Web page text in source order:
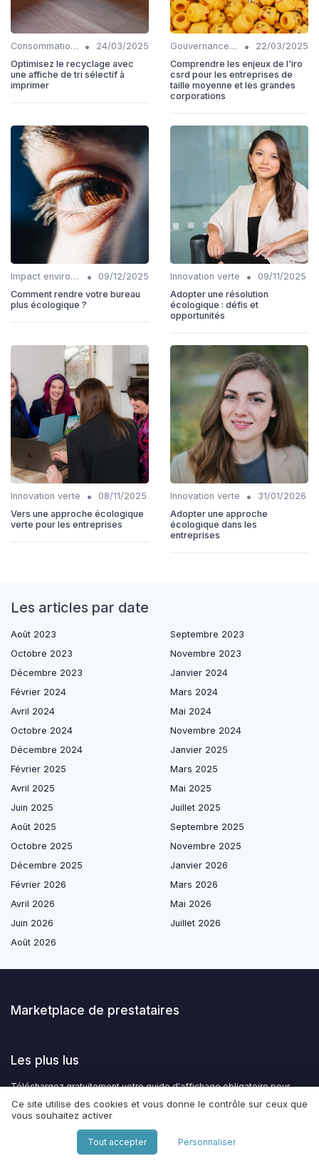
Consommation responsable •
24/03/2025
Optimisez le recyclage avec
une affiche de tri sélectif à
imprimer
Gouvernance durable •
22/03/2025
Comprendre les enjeux de l'iro
csrd pour les entreprises de
taille moyenne et les grandes
corporations
Impact environnemental •
09/12/2025
Comment rendre votre bureau
plus écologique ?
Innovation verte •
09/11/2025
Adopter une résolution
écologique : défis et
opportunités
Innovation verte •
08/11/2025
Vers une approche écologique
verte pour les entreprises
Innovation verte •
31/01/2026
Adopter une approche
écologique dans les
entreprises
Les articles par date
Août 2023
Septembre 2023
Octobre 2023
Novembre 2023
Décembre 2023
Janvier 2024
Février 2024
Mars 2024
Avril 2024
Mai 2024
Octobre 2024
Novembre 2024
Décembre 2024
Janvier 2025
Février 2025
Mars 2025
Avril 2025
Mai 2025
Juin 2025
Juillet 2025
Août 2025
Septembre 2025
Octobre 2025
Novembre 2025
Décembre 2025
Janvier 2026
Février 2026
Mars 2026
Avril 2026
Mai 2026
Juin 2026
Juillet 2026
Août 2026
Marketplace de prestataires
Les plus lus
Téléchargez gratuitement votre guide d'affichage obligatoire pour
restaurants
L'acronyme rse : comprendre et intégrer la responsabilité sociale des
Rso définition : comprendre et intégrer la responsabilité sociétale des
Ce site utilise des cookies et vous donne le contrôle sur ceux que
vous souhaitez activer
Tout accepter Personnaliser